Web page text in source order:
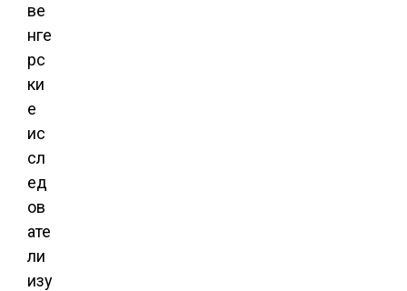
ве
нге
рс
ки
е
ис
сл
ед
ов
ате
ли
изу